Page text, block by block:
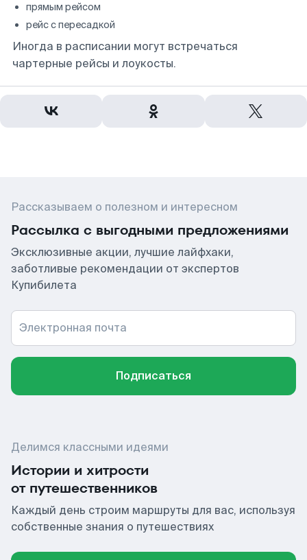
прямым рейсом
рейс с пересадкой
Иногда в расписании могут встречаться
чартерные рейсы и лоукосты.
Рассказываем о полезном и интересном
Рассылка с выгодными предложениями
Эксклюзивные акции, лучшие лайфхаки,
заботливые рекомендации от экспертов
Купибилета
Электронная почта
Подписаться
Делимся классными идеями
Истории и хитрости
от путешественников
Каждый день строим маршруты для вас, используя
собственные знания о путешествиях